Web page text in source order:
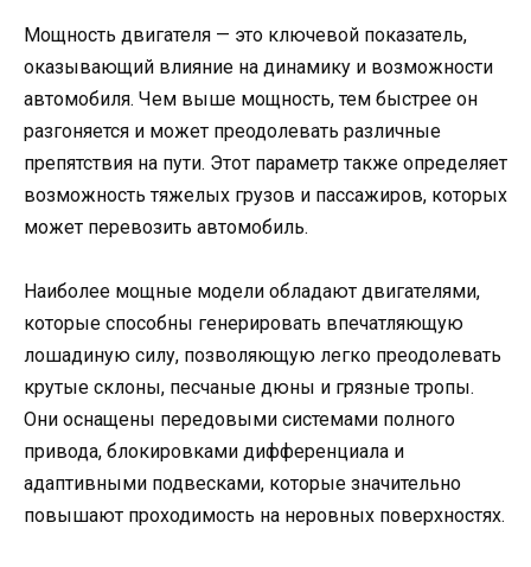
Мощность двигателя — это ключевой показатель,
оказывающий влияние на динамику и возможности
автомобиля. Чем выше мощность, тем быстрее он
разгоняется и может преодолевать различные
препятствия на пути. Этот параметр также определяет
возможность тяжелых грузов и пассажиров, которых
может перевозить автомобиль.
Наиболее мощные модели обладают двигателями,
которые способны генерировать впечатляющую
лошадиную силу, позволяющую легко преодолевать
крутые склоны, песчаные дюны и грязные тропы.
Они оснащены передовыми системами полного
привода, блокировками дифференциала и
адаптивными подвесками, которые значительно
повышают проходимость на неровных поверхностях.